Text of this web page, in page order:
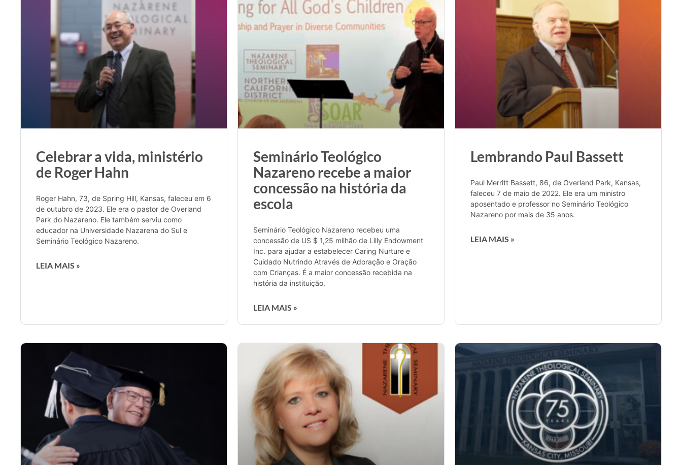
Celebrar a vida, ministério
de Roger Hahn
Roger Hahn, 73, de Spring Hill, Kansas, faleceu em 6
de outubro de 2023. Ele era o pastor de Overland
Park do Nazareno. Ele também serviu como
educador na Universidade Nazarena do Sul e
Seminário Teológico Nazareno.
LEIA MAIS »
Seminário Teológico
Nazareno recebe a maior
concessão na história da
escola
Seminário Teológico Nazareno recebeu uma
concessão de US $ 1,25 milhão de Lilly Endowment
Inc. para ajudar a estabelecer Caring Nurture e
Cuidado Nutrindo Através de Adoração e Oração
com Crianças. É a maior concessão recebida na
história da instituição.
LEIA MAIS »
Lembrando Paul Bassett
Paul Merritt Bassett, 86, de Overland Park, Kansas,
faleceu 7 de maio de 2022. Ele era um ministro
aposentado e professor no Seminário Teológico
Nazareno por mais de 35 anos.
LEIA MAIS »